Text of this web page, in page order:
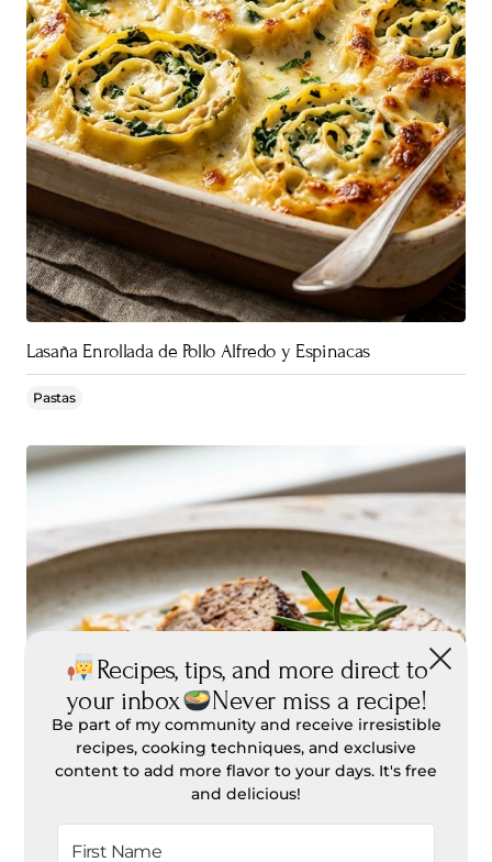
Lasaña Enrollada de Pollo Alfredo y Espinacas
Pastas
Recipes, tips, and more direct to
your inbox
Never miss a recipe!
Be part of my community and receive irresistible
recipes, cooking techniques, and exclusive
content to add more flavor to your days. It's free
and delicious!